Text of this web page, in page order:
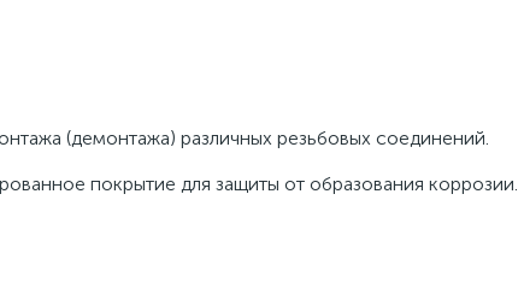
(демонтажа) различных резьбовых соединений.
покрытие для защиты от образования коррозии.